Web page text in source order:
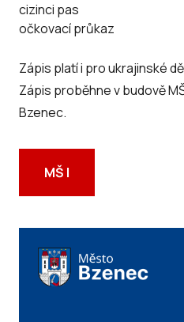
cizinci pas
očkovací průkaz
Zápis platí i pro ukrajinské
Zápis proběhne v budově
Bzenec.
MŠ I